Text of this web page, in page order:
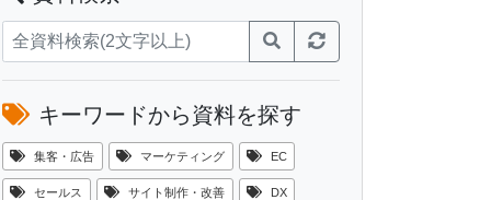
キーワードから資料を探す
集客・広告 マーケティング EC
セールス サイト制作・改善 DX